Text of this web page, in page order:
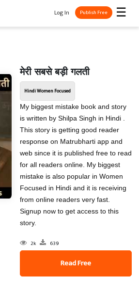
☰
Log In Publish Free
मेरी सबसे बड़ी गलती
Hindi Women Focused
My biggest mistake book and story
is written by Shilpa Singh in Hindi .
This story is getting good reader
response on Matrubharti app and
web since it is published free to read
for all readers online. My biggest
mistake is also popular in Women
Focused in Hindi and it is receiving
from online readers very fast.
Signup now to get access to this
story.
2k 639
Read Free